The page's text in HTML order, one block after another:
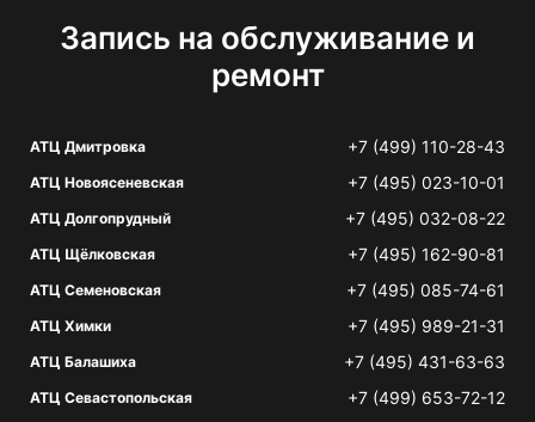
Запись на обслуживание и
ремонт
АТЦ Дмитровка +7 (499) 110-28-43
АТЦ Новоясеневская +7 (495) 023-10-01
АТЦ Долгопрудный +7 (495) 032-08-22
АТЦ Щёлковская +7 (495) 162-90-81
АТЦ Семеновская +7 (495) 085-74-61
АТЦ Химки +7 (495) 989-21-31
АТЦ Балашиха +7 (495) 431-63-63
АТЦ Севастопольская +7 (499) 653-72-12